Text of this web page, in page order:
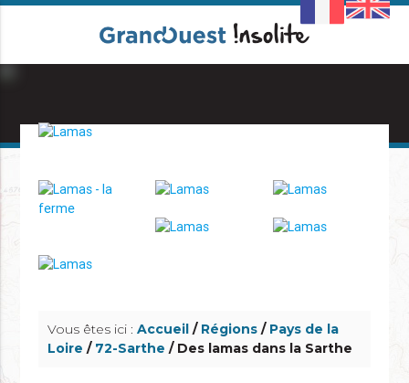
Vous êtes ici :Accueil / Régions / Pays de la
Loire / 72-Sarthe / Des lamas dans la Sarthe